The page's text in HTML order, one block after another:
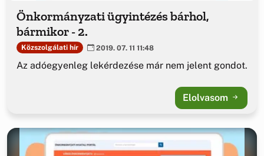
Önkormányzati ügyintézés bárhol,
bármikor - 2.
Közszolgálati hír 2019. 07. 11 11:48
Az adóegyenleg lekérdezése már nem jelent gondot.
Elolvasom